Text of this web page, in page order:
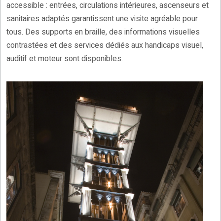
accessible : entrées, circulations intérieures, ascenseurs et
sanitaires adaptés garantissent une visite agréable pour
tous. Des supports en braille, des informations visuelles
contrastées et des services dédiés aux handicaps visuel,
auditif et moteur sont disponibles.